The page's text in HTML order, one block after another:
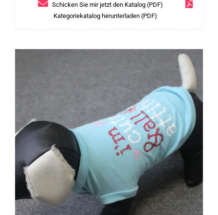
Schicken Sie mir jetzt den Katalog (PDF)
Kategoriekatalog herunterladen (PDF)